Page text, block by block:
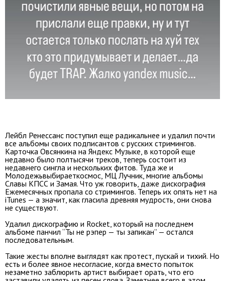
Лейбл Ренессанс поступил еще радикальнее и удалил почти
все альбомы своих подписантов с русских стримингов.
Карточка Овсянкина на Яндекс Музыке, в которой еще
недавно было полтысячи треков, теперь состоит из
недавнего сингла и нескольких фитов. Туда же и
Молодежьвыбираеткосмос, МЦ Лучник, многие альбомы
Славы КПСС и Замая. Что уж говорить, даже дискография
Ежемесячных пропала со стримингов. Теперь их опять нет на
iTunes — а значит, как гласила древняя мудрость, они снова
не существуют.
Удалил дискографию и Rocket, который на последнем
альбоме панчил “Ты не рэпер — ты запикан” — остался
последовательным.
Такие жесты вполне выглядят как протест, пускай и тихий. Но
есть и более явное несогласие, когда вместо попыток
незаметно заблюрить артист выбирает орать, что его